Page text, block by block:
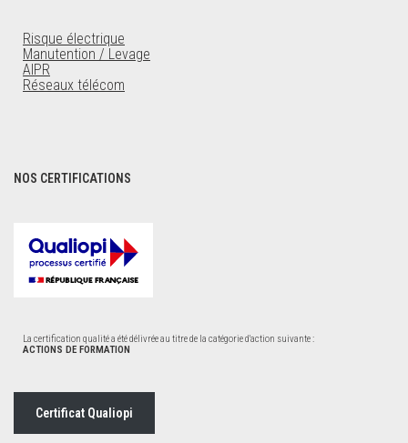
Risque électrique
Manutention / Levage
AIPR
Réseaux télécom
NOS CERTIFICATIONS
La certification qualité a été délivrée au titre de la catégorie d'action suivante :
ACTIONS DE FORMATION
Certificat Qualiopi